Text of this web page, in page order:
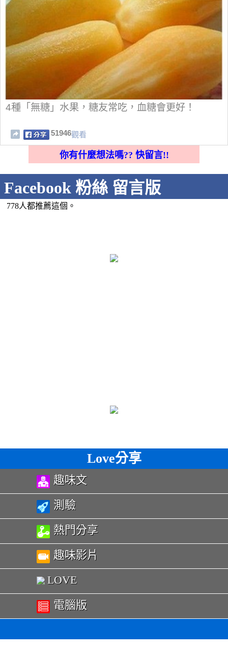
4種「無糖」水果，糖友常吃，血糖會更好！
51946觀看
你有什麼想法嗎?? 快留言!!
Facebook 粉絲 留言版
778人都推薦這個。
Love分享
趣味文
測驗
熱門分享
趣味影片
LOVE
電腦版